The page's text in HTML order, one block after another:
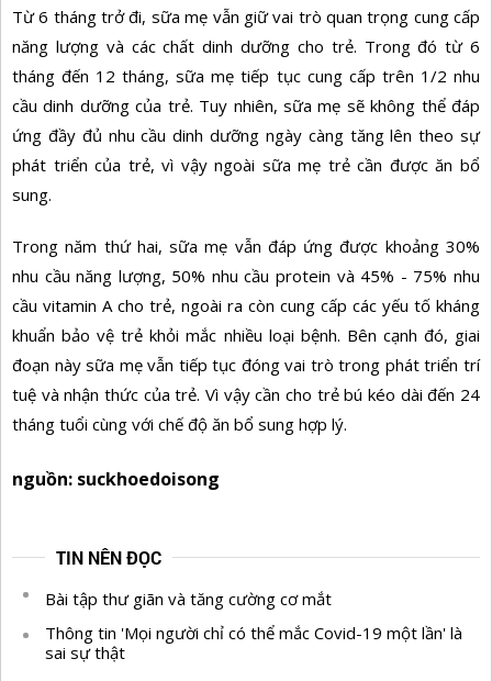
Từ 6 tháng trở đi, sữa mẹ vẫn giữ vai trò quan trọng cung cấp
năng lượng và các chất dinh dưỡng cho trẻ. Trong đó từ 6
tháng đến 12 tháng, sữa mẹ tiếp tục cung cấp trên 1/2 nhu
cầu dinh dưỡng của trẻ. Tuy nhiên, sữa mẹ sẽ không thể đáp
ứng đầy đủ nhu cầu dinh dưỡng ngày càng tăng lên theo sự
phát triển của trẻ, vì vậy ngoài sữa mẹ trẻ cần được ăn bổ
sung.
Trong năm thứ hai, sữa mẹ vẫn đáp ứng được khoảng 30%
nhu cầu năng lượng, 50% nhu cầu protein và 45% - 75% nhu
cầu vitamin A cho trẻ, ngoài ra còn cung cấp các yếu tố kháng
khuẩn bảo vệ trẻ khỏi mắc nhiều loại bệnh. Bên cạnh đó, giai
đoạn này sữa mẹ vẫn tiếp tục đóng vai trò trong phát triển trí
tuệ và nhận thức của trẻ. Vì vậy cần cho trẻ bú kéo dài đến 24
tháng tuổi cùng với chế độ ăn bổ sung hợp lý.
nguồn: suckhoedoisong
TIN NÊN ĐỌC
Bài tập thư giãn và tăng cường cơ mắt
Thông tin 'Mọi người chỉ có thể mắc Covid-19 một lần' là
sai sự thật